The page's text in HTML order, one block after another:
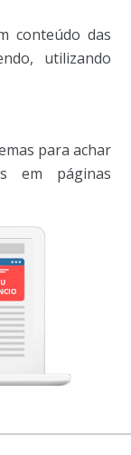
conteúdo das
utilizando
para achar
em páginas